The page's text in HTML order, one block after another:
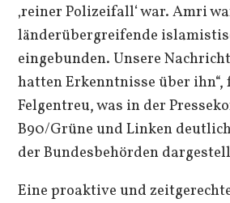
‚reiner Polizeifall‘ war. Amri
länderübergreifende
eingebunden. Unsere
hatten Erkenntnisse über
Felgentreu, was in der
B90/Grüne und Linken
der Bundesbehörden
Eine proaktive und